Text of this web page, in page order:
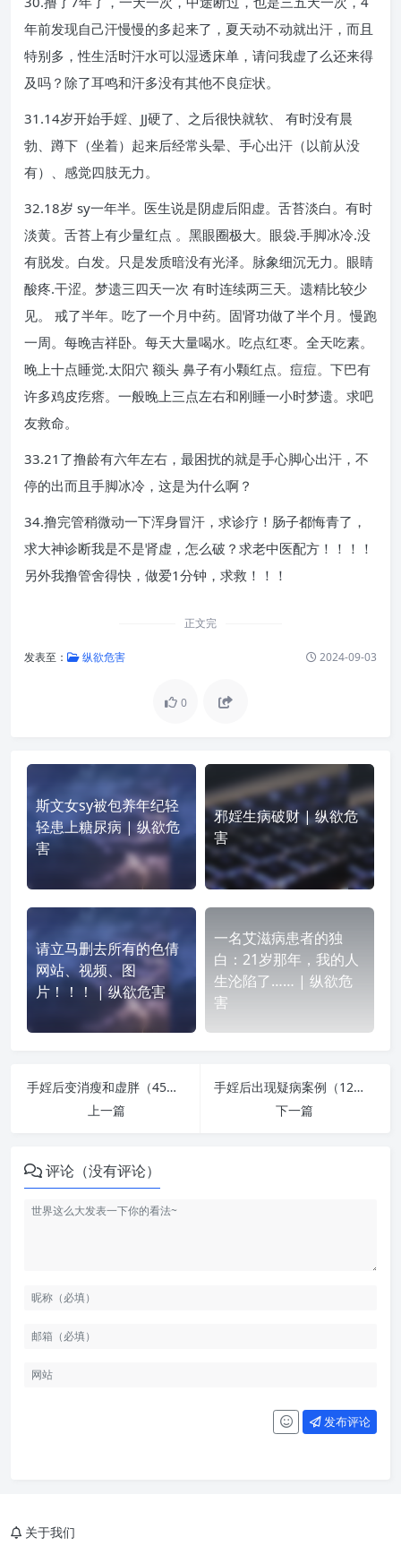
年前发现自己汗慢慢的多起来了，夏天动不动就出汗，而且
特别多，性生活时汗水可以湿透床单，请问我虚了么还来得
及吗？除了耳鸣和汗多没有其他不良症状。
31.14岁开始手婬、JJ硬了、之后很快就软、 有时没有晨
勃、蹲下（坐着）起来后经常头晕、手心出汗（以前从没
有）、感觉四肢无力。
32.18岁 sy一年半。医生说是阴虚后阳虚。舌苔淡白。有时
淡黄。舌苔上有少量红点 。黑眼圈极大。眼袋.手脚冰冷.没
有脱发。白发。只是发质暗没有光泽。脉象细沉无力。眼睛
酸疼.干涩。梦遗三四天一次 有时连续两三天。遗精比较少
见。 戒了半年。吃了一个月中药。固肾功做了半个月。慢跑
一周。每晚吉祥卧。每天大量喝水。吃点红枣。全天吃素。
晚上十点睡觉.太阳穴 额头 鼻子有小颗红点。痘痘。下巴有
许多鸡皮疙瘩。一般晚上三点左右和刚睡一小时梦遗。求吧
友救命。
33.21了撸龄有六年左右，最困扰的就是手心脚心出汗，不
停的出而且手脚冰冷，这是为什么啊？
34.撸完管稍微动一下浑身冒汗，求诊疗！肠子都悔青了，
求大神诊断我是不是肾虚，怎么破？求老中医配方！！！！
另外我撸管舍得快，做爱1分钟，求救！！！
正文完
发表至： 纵欲危害 2024-09-03
0
斯文女sy被包养年纪轻
轻患上糖尿病 | 纵欲危
害
邪婬生病破财 | 纵欲危
害
请立马删去所有的色倩
网站、视频、图
片！！！ | 纵欲危害
一名艾滋病患者的独
白：21岁那年，我的人
生沦陷了…… | 纵欲危
害
手婬后变消瘦和虚胖（45例）
上一篇
手婬后出现疑病案例（12例）
下一篇
评论（没有评论）
发布评论
关于我们